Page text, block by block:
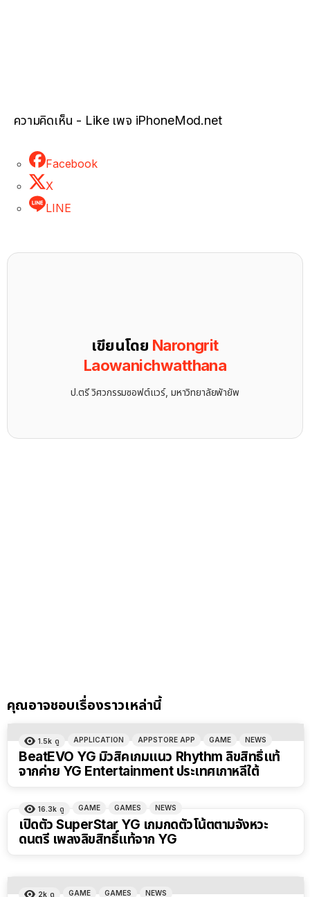
ความคิดเห็น - Like เพจ iPhoneMod.net
Facebook
X
LINE
เขียนโดย Narongrit
Laowanichwatthana
ป.ตรี วิศวกรรมซอฟต์แวร์, มหาวิทยาลัยพัายัพ
คุณอาจชอบเรื่องราวเหล่านี้
1.5k ดู APPLICATION APPSTORE APP GAME NEWS
BeatEVO YG มิวสิคเกมแนว Rhythm ลิขสิทธิ์แท้
จากค่าย YG Entertainment ประเทศเกาหลีใต้
16.3k ดู GAME GAMES NEWS
เปิดตัว SuperStar YG เกมกดตัวโน้ตตามจังหวะ
ดนตรี เพลงลิขสิทธิ์แท้จาก YG
2k ดู GAME GAMES NEWS